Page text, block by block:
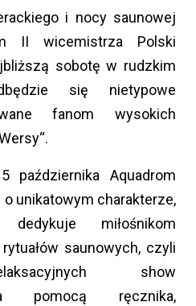
i nocy saunowej
II wicemistrza Polski
sobotę w rudzkim
się nietypowe
fanom wysokich
października Aquadrom
unikatowym charakterze,
miłośnikom
saunowych, czyli
show
pomocą ręcznika,